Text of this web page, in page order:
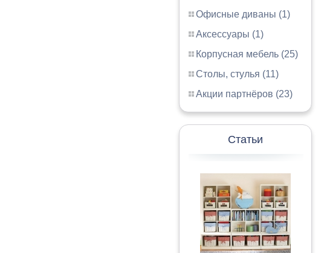
Офисные диваны (1)
Аксессуары (1)
Корпусная мебель (25)
Столы, стулья (11)
Акции партнёров (23)
Статьи